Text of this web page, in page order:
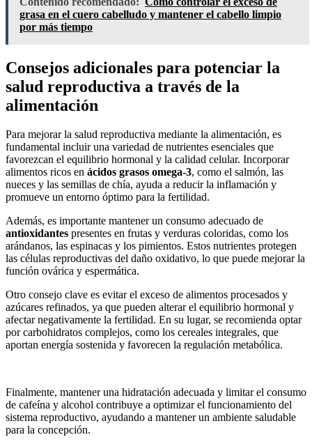
grasa en el cuero cabelludo y mantener el cabello limpio
por más tiempo
Consejos adicionales para potenciar la
salud reproductiva a través de la
alimentación
Para mejorar la salud reproductiva mediante la alimentación, es
fundamental incluir una variedad de nutrientes esenciales que
favorezcan el equilibrio hormonal y la calidad celular. Incorporar
alimentos ricos en ácidos grasos omega-3, como el salmón, las
nueces y las semillas de chía, ayuda a reducir la inflamación y
promueve un entorno óptimo para la fertilidad.
Además, es importante mantener un consumo adecuado de
antioxidantes presentes en frutas y verduras coloridas, como los
arándanos, las espinacas y los pimientos. Estos nutrientes protegen
las células reproductivas del daño oxidativo, lo que puede mejorar la
función ovárica y espermática.
Otro consejo clave es evitar el exceso de alimentos procesados y
azúcares refinados, ya que pueden alterar el equilibrio hormonal y
afectar negativamente la fertilidad. En su lugar, se recomienda optar
por carbohidratos complejos, como los cereales integrales, que
aportan energía sostenida y favorecen la regulación metabólica.
Finalmente, mantener una hidratación adecuada y limitar el consumo
de cafeína y alcohol contribuye a optimizar el funcionamiento del
sistema reproductivo, ayudando a mantener un ambiente saludable
para la concepción.